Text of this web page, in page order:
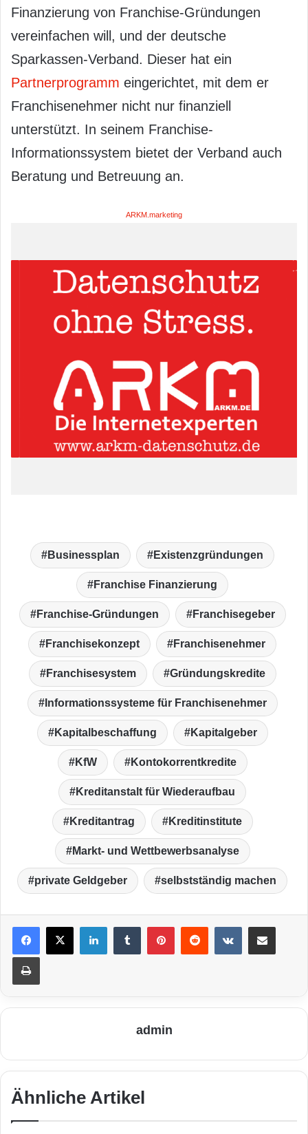
Finanzierung von Franchise-Gründungen
vereinfachen will, und der deutsche
Sparkassen-Verband. Dieser hat ein
Partnerprogramm eingerichtet, mit dem er
Franchisenehmer nicht nur finanziell
unterstützt. In seinem Franchise-
Informationssystem bietet der Verband auch
Beratung und Betreuung an.
ARKM.marketing
Businessplan Existenzgründungen
Franchise Finanzierung
Franchise-Gründungen Franchisegeber
Franchisekonzept Franchisenehmer
Franchisesystem Gründungskredite
Informationssysteme für Franchisenehmer
Kapitalbeschaffung Kapitalgeber
KfW Kontokorrentkredite
Kreditanstalt für Wiederaufbau
Kreditantrag Kreditinstitute
Markt- und Wettbewerbsanalyse
private Geldgeber selbstständig machen
LinkedIn VKontakte
Drucken
admin
Ähnliche Artikel